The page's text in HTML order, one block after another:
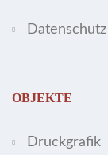
Datenschutz
OBJEKTE
Druckgrafik